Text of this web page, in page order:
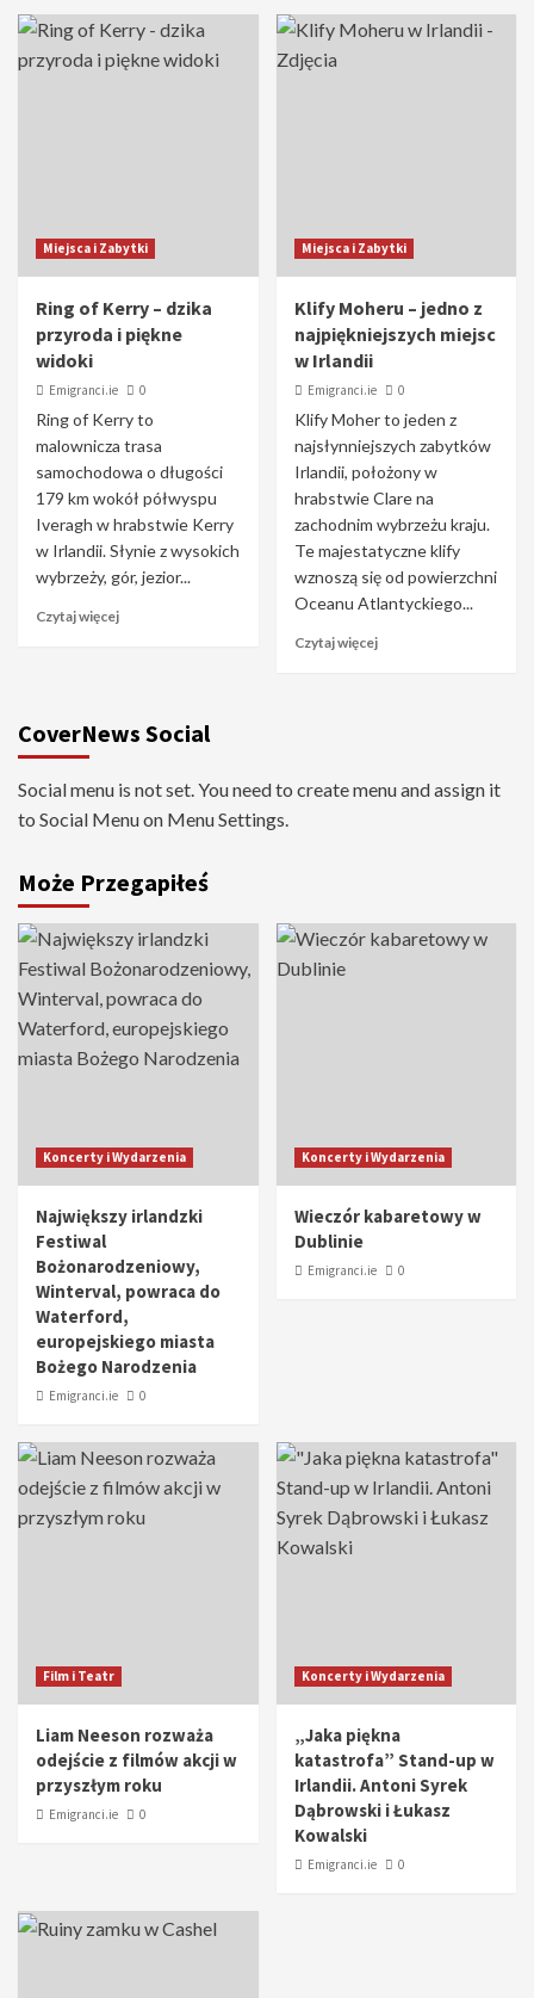
Miejsca i Zabytki
Ring of Kerry – dzika
przyroda i piękne
widoki
Emigranci.ie 0
Ring of Kerry to
malownicza trasa
samochodowa o długości
179 km wokół półwyspu
Iveragh w hrabstwie Kerry
w Irlandii. Słynie z wysokich
wybrzeży, gór, jezior...
Czytaj więcej
Miejsca i Zabytki
Klify Moheru – jedno z
najpiękniejszych miejsc
w Irlandii
Emigranci.ie 0
Klify Moher to jeden z
najsłynniejszych zabytków
Irlandii, położony w
hrabstwie Clare na
zachodnim wybrzeżu kraju.
Te majestatyczne klify
wznoszą się od powierzchni
Oceanu Atlantyckiego...
Czytaj więcej
CoverNews Social
Social menu is not set. You need to create menu and assign it
to Social Menu on Menu Settings.
Może Przegapiłeś
Koncerty i Wydarzenia
Największy irlandzki
Festiwal
Bożonarodzeniowy,
Winterval, powraca do
Waterford,
europejskiego miasta
Bożego Narodzenia
Emigranci.ie 0
Koncerty i Wydarzenia
Wieczór kabaretowy w
Dublinie
Emigranci.ie 0
Film i Teatr
Liam Neeson rozważa
odejście z filmów akcji w
przyszłym roku
Emigranci.ie 0
Koncerty i Wydarzenia
„Jaka piękna
katastrofa” Stand-up w
Irlandii. Antoni Syrek
Dąbrowski i Łukasz
Kowalski
Emigranci.ie 0